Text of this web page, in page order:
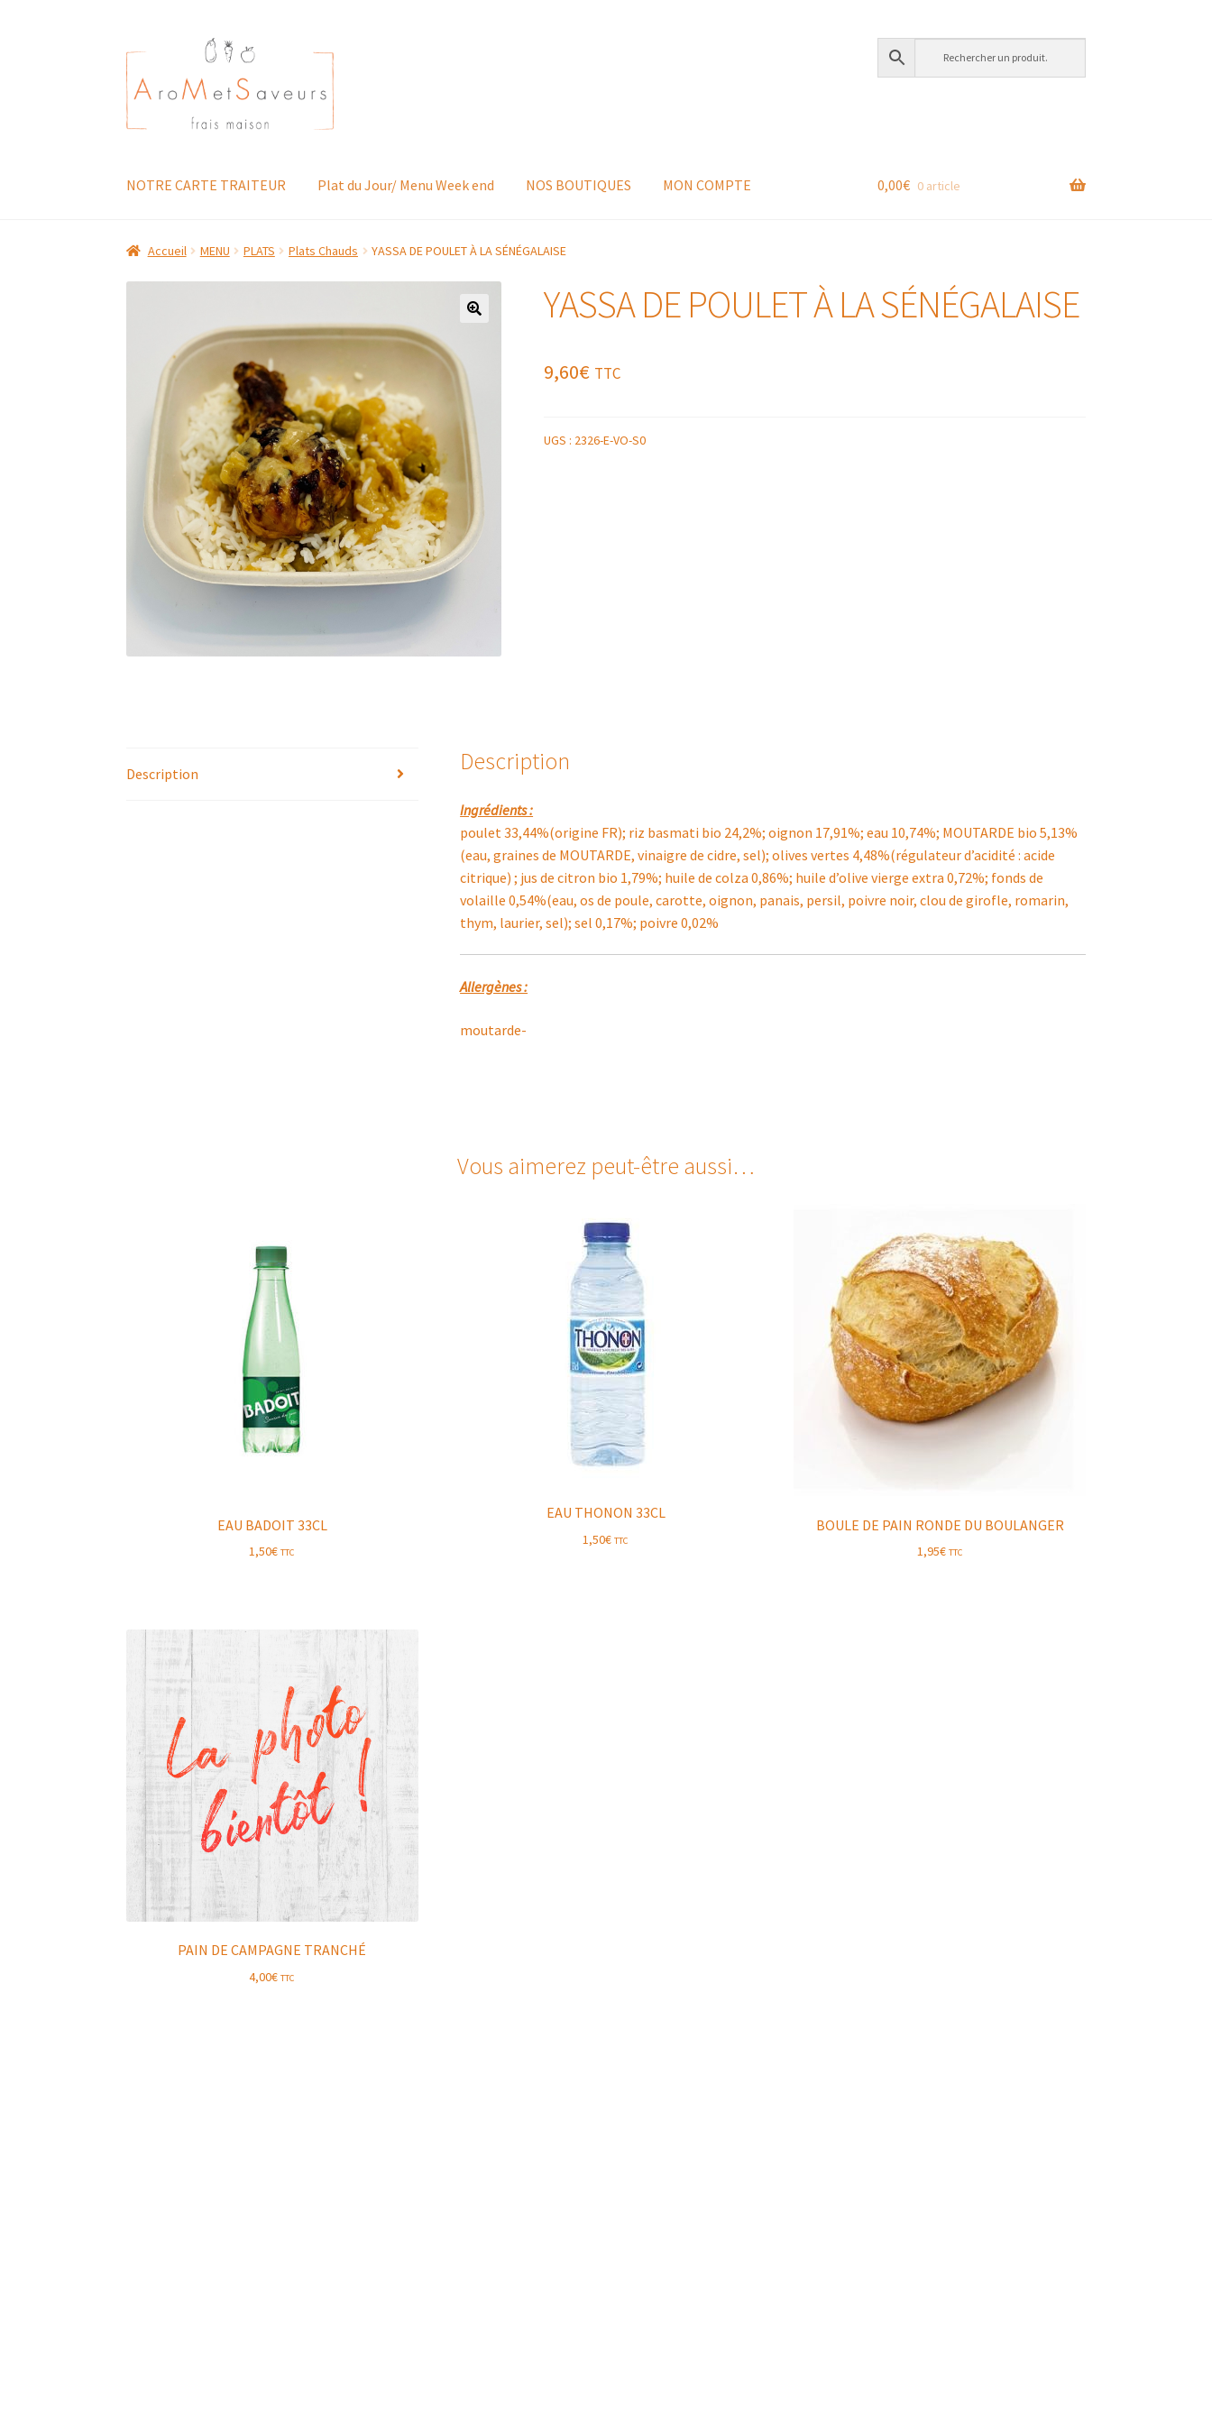
Aller
à
la
navigation
Aller
au
contenu
NOTRE CARTE TRAITEUR Plat du Jour/ Menu Week end NOS BOUTIQUES MON COMPTE 0,00€ 0 article
Accueil MENU PLATS Plats Chauds YASSA DE POULET À LA SÉNÉGALAISE
YASSA DE POULET À LA SÉNÉGALAISE
9,60€ TTC
UGS : 2326-E-VO-S0
Description Description
Ingrédients :
poulet 33,44%(origine FR); riz basmati bio 24,2%; oignon 17,91%; eau 10,74%; MOUTARDE bio 5,13%
(eau, graines de MOUTARDE, vinaigre de cidre, sel); olives vertes 4,48%(régulateur d’acidité : acide
citrique) ; jus de citron bio 1,79%; huile de colza 0,86%; huile d’olive vierge extra 0,72%; fonds de
volaille 0,54%(eau, os de poule, carotte, oignon, panais, persil, poivre noir, clou de girofle, romarin,
thym, laurier, sel); sel 0,17%; poivre 0,02%
Allergènes :
moutarde-
Vous aimerez peut-être aussi…
EAU BADOIT 33CL
1,50€ TTC
EAU THONON 33CL
1,50€ TTC
BOULE DE PAIN RONDE DU BOULANGER
1,95€ TTC
PAIN DE CAMPAGNE TRANCHÉ
4,00€ TTC